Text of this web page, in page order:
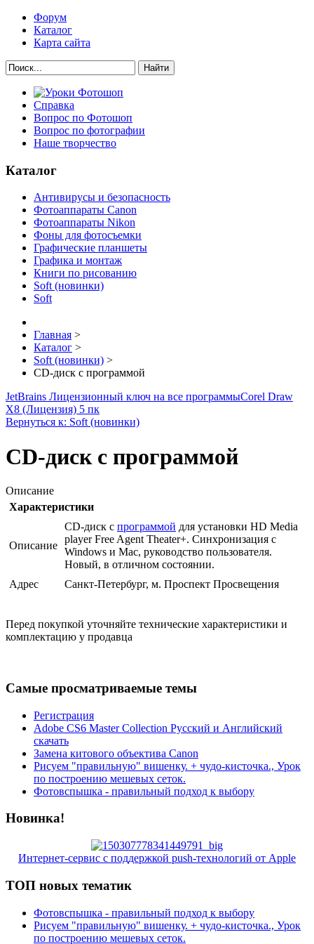
Форум
Каталог
Карта сайта
Найти
Справка
Вопрос по Фотошоп
Вопрос по фотографии
Наше творчество
Каталог
Антивирусы и безопасность
Фотоаппараты Canon
Фотоаппараты Nikon
Фоны для фотосъемки
Графические планшеты
Графика и монтаж
Книги по рисованию
Soft (новинки)
Soft
Главная >
Каталог >
Soft (новинки) >
CD-диск с программой
JetBrains Лицензионный ключ на все программыCorel Draw
X8 (Лицензия) 5 пк
Вернуться к: Soft (новинки)
CD-диск с программой
Описание
Характеристики
Описание
СD-диск с программой для установки HD Media
player Free Agent Theater+. Синхронизация с
Windows и Mac, руководство пользователя.
Новый, в отличном состоянии.
Адрес
Санкт-Петербург, м. Проспект Просвещения
Перед покупкой уточняйте технические характеристики и
комплектацию у продавца
Самые просматриваемые темы
Регистрация
Adobe CS6 Master Collection Русский и Английский
скачать
Замена китового объектива Canon
Рисуем "правильную" вишенку. + чудо-кисточка., Урок
по построению мешевых сеток.
Фотовспышка - правильный подход к выбору
Новинка!
Интернет-сервис с поддержкой push-технологий от Apple
ТОП новых тематик
Фотовспышка - правильный подход к выбору
Рисуем "правильную" вишенку. + чудо-кисточка., Урок
по построению мешевых сеток.